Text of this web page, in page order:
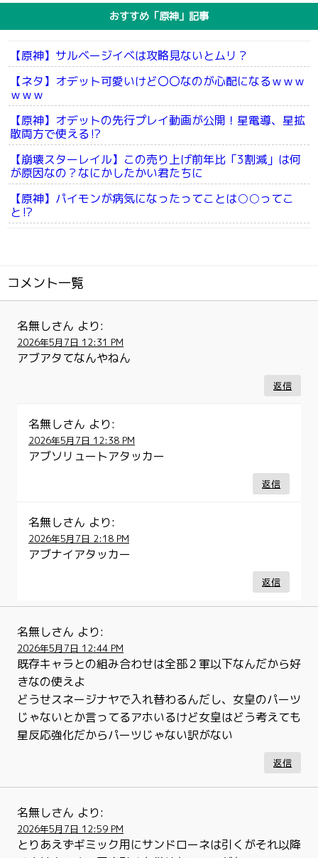
おすすめ「原神」記事
【原神】サルベージイベは攻略見ないとムリ？
【ネタ】オデット可愛いけど〇〇なのが心配になるｗｗｗ
ｗｗｗ
【原神】オデットの先行プレイ動画が公開！星電導、星拡
散両方で使える⁉
【崩壊スターレイル】この売り上げ前年比「3割減」は何
が原因なの？なにかしたかい君たちに
【原神】パイモンが病気になったってことは○○ってこ
と⁉
コメント一覧
名無しさん より:
2026年5月7日 12:31 PM
アブアタてなんやねん
返信
名無しさん より:
2026年5月7日 12:38 PM
アブソリュートアタッカー
返信
名無しさん より:
2026年5月7日 2:18 PM
アブナイアタッカー
返信
名無しさん より:
2026年5月7日 12:44 PM
既存キャラとの組み合わせは全部２軍以下なんだから好
きなの使えよ
どうせスネージナヤで入れ替わるんだし、女皇のパーツ
じゃないとか言ってるアホいるけど女皇はどう考えても
星反応強化だからパーツじゃない訳がない
返信
名無しさん より:
2026年5月7日 12:59 PM
とりあえずギミック用にサンドローネは引くがそれ以降